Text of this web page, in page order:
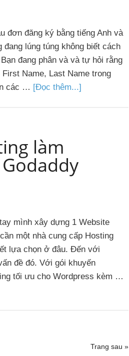
đơn đăng ký bằng tiếng Anh và
đang lúng túng không biết cách
đang phân và và tự hỏi rằng
Name, Last Name trong
các … [Đọc thêm...]
làm
mình xây dựng 1 Website
một nhà cung cấp Hosting
lựa chọn ở đâu. Đến với
đề đó. Với gói khuyến
tối ưu cho Wordpress kèm …
Trang sau »